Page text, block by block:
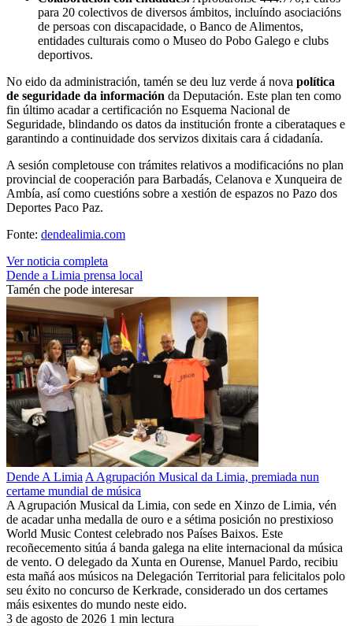
para 20 colectivos de diversos ámbitos, incluíndo asociacións
de persoas con discapacidade, o Banco de Alimentos,
entidades culturais como o Museo do Pobo Galego e clubs
deportivos.
No eido da administración, tamén se deu luz verde á nova política
de seguridade da información da Deputación. Este plan ten como
fin último acadar a certificación no Esquema Nacional de
Seguridade, blindando os datos da institución fronte a ciberataques e
garantindo a continuidade dos servizos dixitais cara á cidadanía.
A sesión completouse con trámites relativos a modificacións no plan
provincial de cooperación para Barbadás, Celanova e Xunqueira de
Ambía, así como cuestións sobre a xestión de espazos no Pazo dos
Deportes Paco Paz.
Fonte: dendealimia.com
Ver noticia completa
Dende a Limia prensa local
Tamén che pode interesar
Dende A Limia A Agrupación Musical da Limia, premiada nun
certame mundial de música
A Agrupación Musical da Limia, con sede en Xinzo de Limia, vén
de acadar unha medalla de ouro e a sétima posición no prestixioso
World Music Contest celebrado nos Países Baixos. Este
recoñecemento sitúa á banda galega na elite internacional da música
de vento. O delegado da Xunta en Ourense, Manuel Pardo, recibiu
esta mañá aos músicos na Delegación Territorial para felicitalos polo
seu éxito no concurso de Kerkrade, considerado un dos certames
máis esixentes do mundo neste eido.
3 de agosto de 2026 1 min lectura